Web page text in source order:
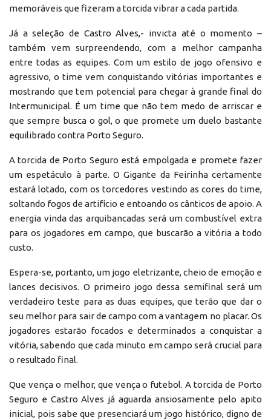
memoráveis que fizeram a torcida vibrar a cada partida.
Já a seleção de Castro Alves,- invicta até o momento –
também vem surpreendendo, com a melhor campanha
entre todas as equipes. Com um estilo de jogo ofensivo e
agressivo, o time vem conquistando vitórias importantes e
mostrando que tem potencial para chegar à grande final do
Intermunicipal. É um time que não tem medo de arriscar e
que sempre busca o gol, o que promete um duelo bastante
equilibrado contra Porto Seguro.
A torcida de Porto Seguro está empolgada e promete fazer
um espetáculo à parte. O Gigante da Feirinha certamente
estará lotado, com os torcedores vestindo as cores do time,
soltando fogos de artifício e entoando os cânticos de apoio. A
energia vinda das arquibancadas será um combustível extra
para os jogadores em campo, que buscarão a vitória a todo
custo.
Espera-se, portanto, um jogo eletrizante, cheio de emoção e
lances decisivos. O primeiro jogo dessa semifinal será um
verdadeiro teste para as duas equipes, que terão que dar o
seu melhor para sair de campo com a vantagem no placar. Os
jogadores estarão focados e determinados a conquistar a
vitória, sabendo que cada minuto em campo será crucial para
o resultado final.
Que vença o melhor, que vença o futebol. A torcida de Porto
Seguro e Castro Alves já aguarda ansiosamente pelo apito
inicial, pois sabe que presenciará um jogo histórico, digno de